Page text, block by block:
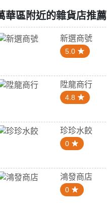
華區附近的雜貨店推薦
新選商號
5.0
陞龍商行
4.8
珍珍水餃
0
鴻發商店
0